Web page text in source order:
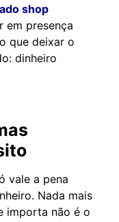
shop
em presença
que deixar o
dinheiro
vale a pena
Nada mais
importa não é o